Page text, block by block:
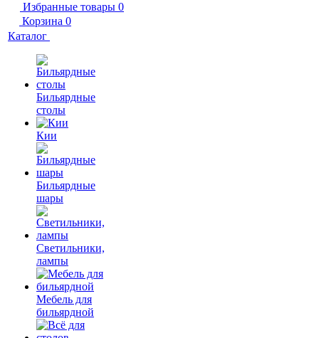
Избранные товары 0
Корзина 0
Каталог
Бильярдные
столы
Кии
Бильярдные
шары
Светильники,
лампы
Мебель для
бильярдной